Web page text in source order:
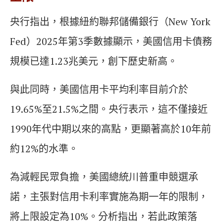
央行指出，根據紐約聯邦儲備銀行（New York
Fed）2025年第3季數據顯示，美國信用卡債務
規模已達1.23兆美元，創下歷史新高。
與此同時，美國信用卡平均利率目前介於
19.65%至21.5%之間。央行表示，這不僅接近
1990年代中期以來的高點，更顯著高於10年前
約12%的水準。
為減輕民眾負擔，美國總統川普重申競選承
諾，主張對信用卡利率實施為期一年的限制，
將上限設定為10%。分析指出，若此政策落